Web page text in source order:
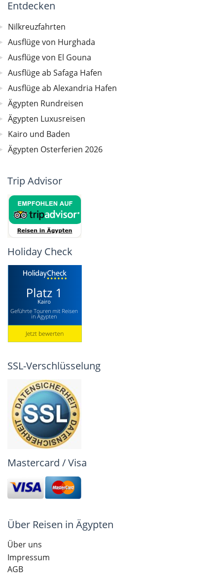
Entdecken
Nilkreuzfahrten
Ausflüge von Hurghada
Ausflüge von El Gouna
Ausflüge ab Safaga Hafen
Ausflüge ab Alexandria Hafen
Ägypten Rundreisen
Ägypten Luxusreisen
Kairo und Baden
Ägypten Osterferien 2026
Trip Advisor
Holiday Check
SSL-Verschlüsselung
Mastercard / Visa
Über Reisen in Ägypten
Über uns
Impressum
AGB